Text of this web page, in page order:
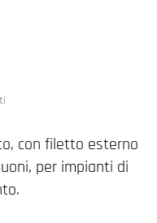
con filetto esterno
per impianti di